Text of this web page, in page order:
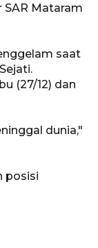
Mataram
saat
(27/12) dan
dunia,"
posisi